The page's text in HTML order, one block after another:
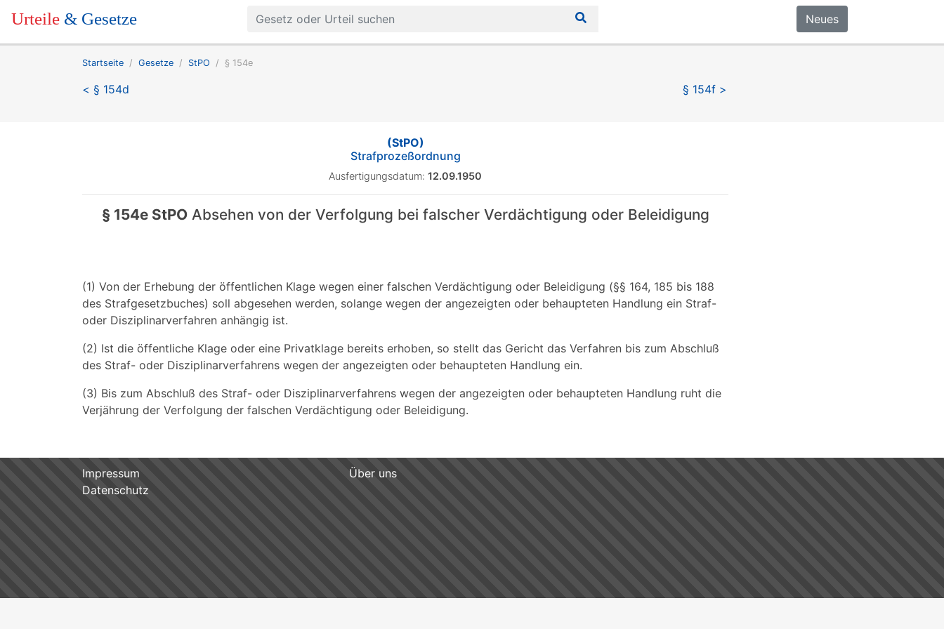
Urteile & Gesetze Neues
Startseite Gesetze StPO § 154e
< § 154d § 154f >
(StPO)
Strafprozeßordnung
Ausfertigungsdatum: 12.09.1950
§ 154e StPOAbsehen von der Verfolgung bei falscher Verdächtigung oder Beleidigung
(1) Von der Erhebung der öffentlichen Klage wegen einer falschen Verdächtigung oder Beleidigung (§§ 164, 185 bis 188
des Strafgesetzbuches) soll abgesehen werden, solange wegen der angezeigten oder behaupteten Handlung ein Straf-
oder Disziplinarverfahren anhängig ist.
(2) Ist die öffentliche Klage oder eine Privatklage bereits erhoben, so stellt das Gericht das Verfahren bis zum Abschluß
des Straf- oder Disziplinarverfahrens wegen der angezeigten oder behaupteten Handlung ein.
(3) Bis zum Abschluß des Straf- oder Disziplinarverfahrens wegen der angezeigten oder behaupteten Handlung ruht die
Verjährung der Verfolgung der falschen Verdächtigung oder Beleidigung.
Impressum
Über uns
Datenschutz